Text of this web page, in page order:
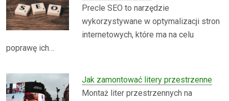
Precle SEO to narzędzie
wykorzystywane w optymalizacji stron
internetowych, które ma na celu
poprawę ich…
Jak zamontować litery przestrzenne
Montaż liter przestrzennych na